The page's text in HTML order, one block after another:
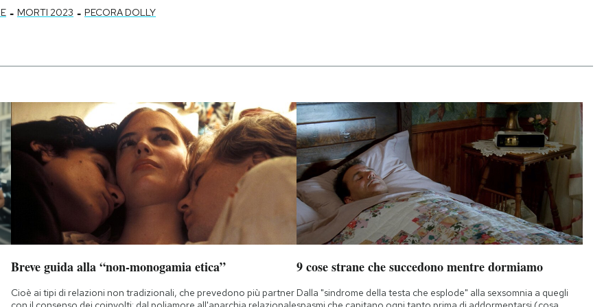
- MORTI 2023 - PECORA DOLLY
Breve guida alla “non-monogamia etica”
Cioè ai tipi di relazioni non tradizionali, che prevedono più partner
9 cose strane che succedono mentre dormiamo
Dalla "sindrome della testa che esplode" alla sexsomnia a quegli